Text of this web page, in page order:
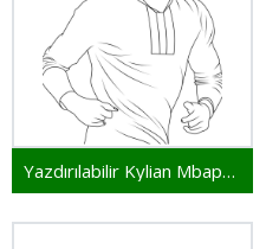
Yazdırılabilir Kylian Mbappe Ücretsiz